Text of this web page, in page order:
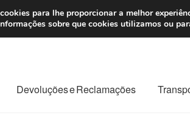
partir de 7 EUR
Devoluções e Reclamações
para lhe proporcionar a melhor
sobre que cookies utilizamos ou